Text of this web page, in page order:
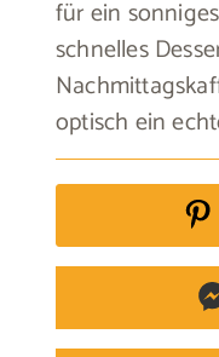
für ein
schnelles
optisch ein